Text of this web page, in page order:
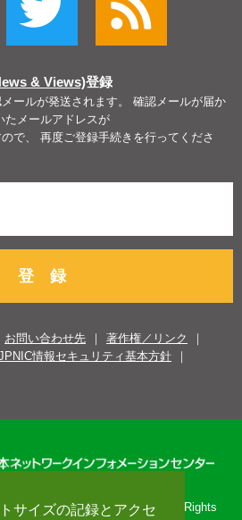
サイズの記録とアクセ
& Views)登録
ールが発送されます。 確認メールが届か
たメールアドレスが
で、 再度ご登録手続きを行ってくださ
登 録
お問い合わせ先
著作権／リンク
情報セキュリティ基本方針
Network Information Center. All Rights